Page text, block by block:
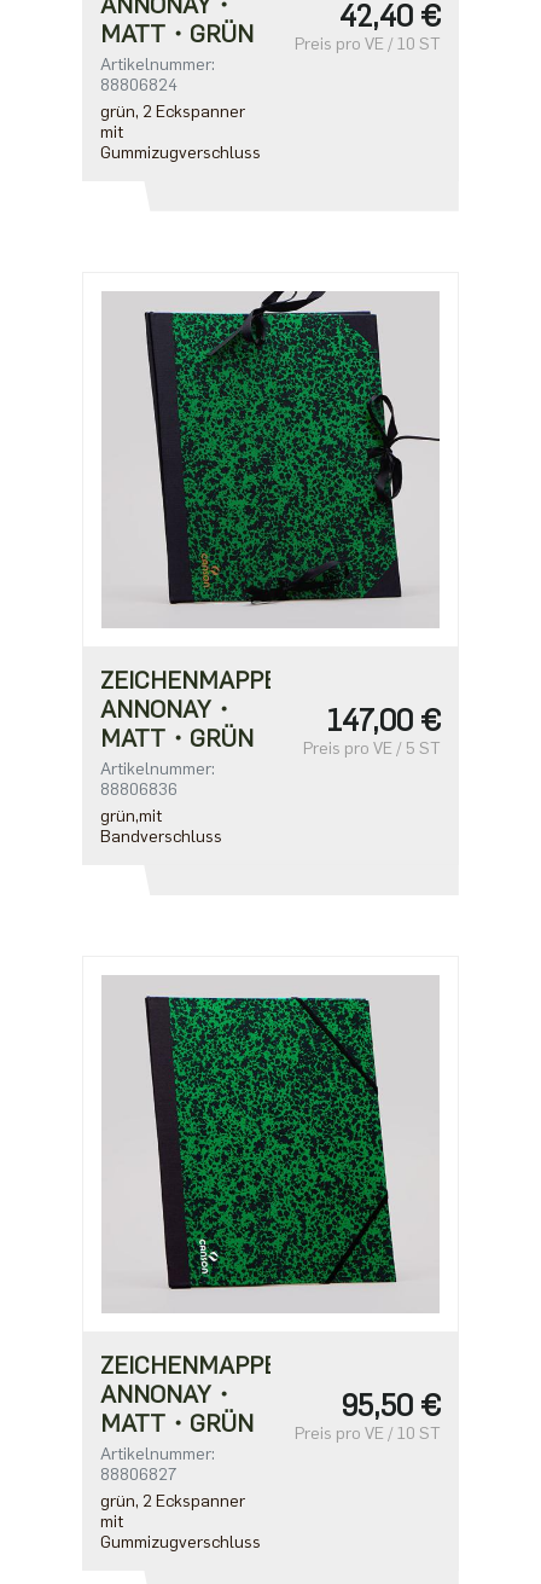
MATT・GRÜN
Artikelnummer:
88806824
grün, 2 Eckspanner
mit
Gummizugverschluss
42,40 €
Preis pro VE / 10 ST
ZEICHENMAPPE
ANNONAY・
MATT・GRÜN
Artikelnummer:
88806836
grün,mit
Bandverschluss
147,00 €
Preis pro VE / 5 ST
ZEICHENMAPPE
ANNONAY・
MATT・GRÜN
Artikelnummer:
88806827
grün, 2 Eckspanner
mit
Gummizugverschluss
95,50 €
Preis pro VE / 10 ST